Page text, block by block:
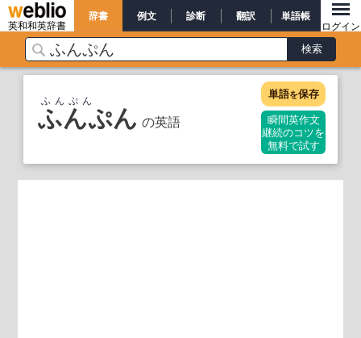
英和和英辞書
辞書 例文 診断 翻訳 単語帳
ログイン
ふんぷん の英語
ふんぷん 単語を保存
瞬間英作文
継続のコツを
無料で試す